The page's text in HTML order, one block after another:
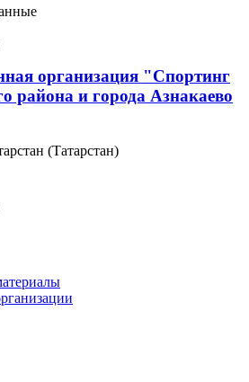
организация "Спортинг
района и города Азнакаево
(Татарстан)